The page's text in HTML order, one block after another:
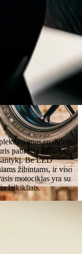
su dideliu
pabrėžia išskirtinę
Be LED
žibintams, ir viso
motociklas yra su
laikikliais.